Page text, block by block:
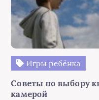
Игры ребёнка
Советы по выбору
камерой